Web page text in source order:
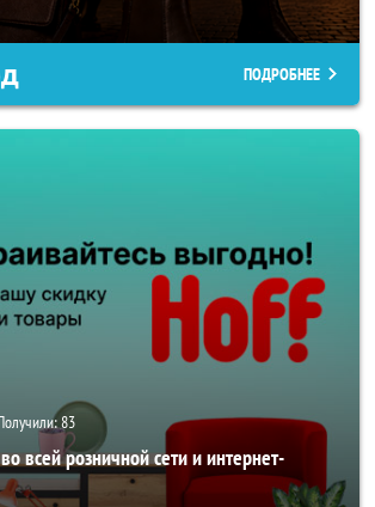
ПОДРОБНЕЕ
83
всей розничной сети и интернет-